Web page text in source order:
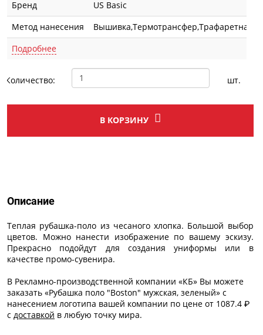
Бренд
US Basic
Метод нанесения
Вышивка,Термотрансфер,Трафаретная
Подробнее
Количество: шт.
В КОРЗИНУ
Описание
Теплая рубашка-поло из чесаного хлопка. Большой выбор
цветов. Можно нанести изображение по вашему эскизу.
Прекрасно подойдут для создания униформы или в
качестве промо-сувенира.
В Рекламно-производственной компании «КБ» Вы можете
заказать «Рубашка поло "Boston" мужская, зеленый» с
нанесением логотипа вашей компании по цене от 1087.4 ₽
с доставкой в любую точку мира.